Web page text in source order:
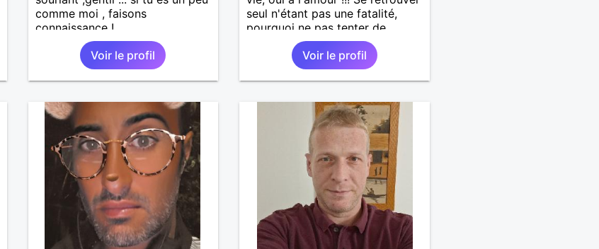
comme moi , faisons
connaissance !
Voir le profil
seul n'étant pas une fatalité,
pourquoi ne pas tenter de
poursuivre à deux une belle
histoire pour partager tous les
moments de la vie ...
Voir le profil